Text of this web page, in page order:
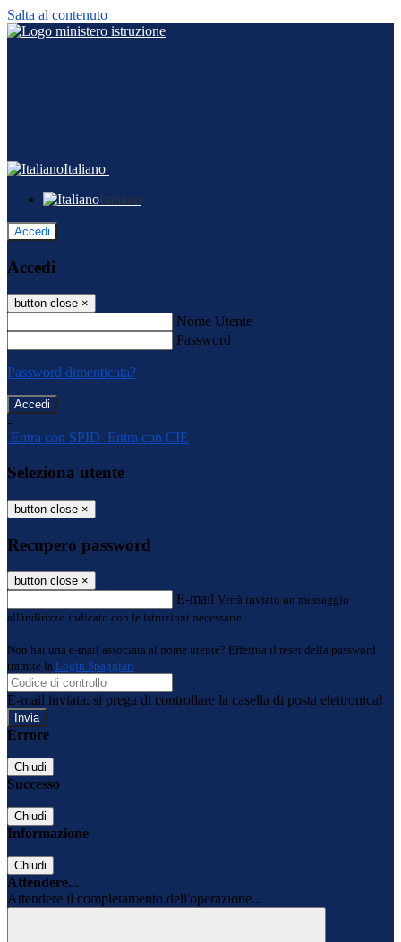
Salta al contenuto
Italiano
Italiano
Accedi
Accedi
button close ×
Nome Utente
Password
Password dimenticata?
-
Entra con SPID Entra con CIE
Seleziona utente
button close ×
Recupero password
button close ×
E-mail Verrà inviato un messaggio
all'indirizzo indicato con le istruzioni necessarie.
Non hai una e-mail associata al nome utente? Effettua il reset della password
tramite la Login Spaggiari
E-mail inviata, si prega di controllare la casella di posta elettronica!
Errore
Chiudi
Successo
Chiudi
Informazione
Chiudi
Attendere...
Attendere il completamento dell'operazione...